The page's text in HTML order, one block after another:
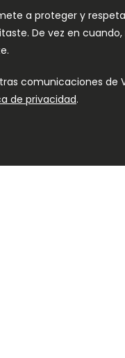
a proteger y
De vez en
comunicaciones de
de privacidad.